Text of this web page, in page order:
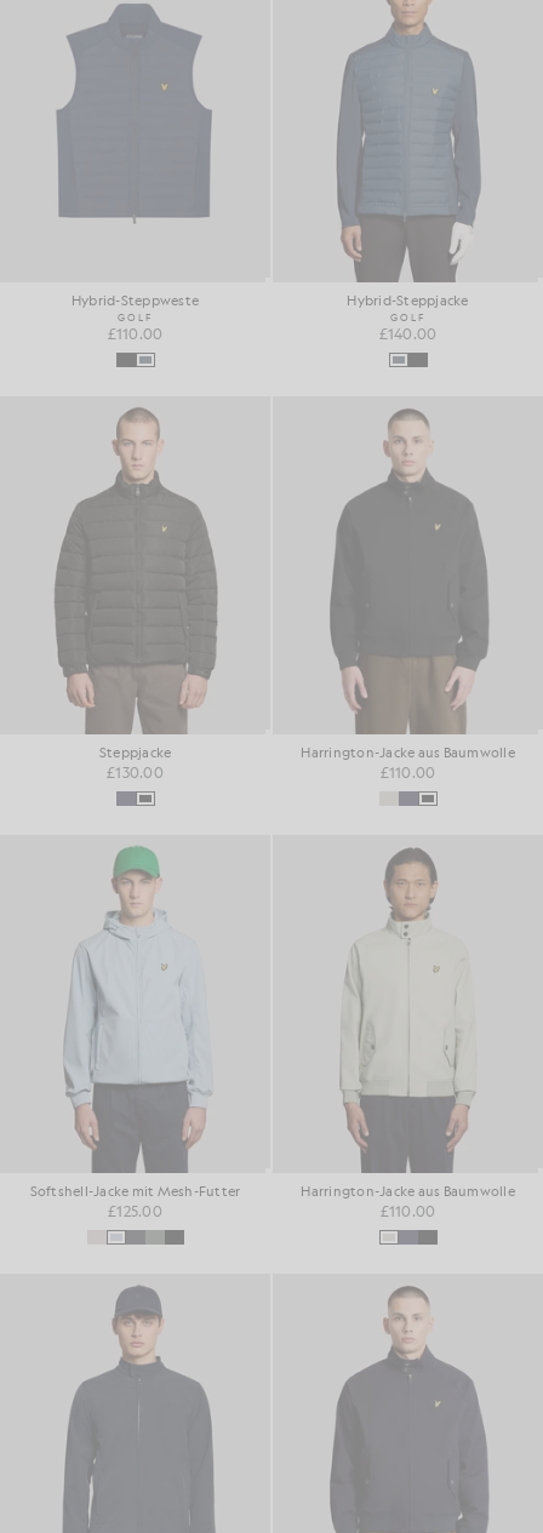
Hybrid-Steppweste
GOLF
£110.00
Hybrid-Steppjacke
GOLF
£140.00
Steppjacke
£130.00
Harrington-Jacke aus Baumwolle
£110.00
Softshell-Jacke mit Mesh-Futter
£125.00
Harrington-Jacke aus Baumwolle
£110.00